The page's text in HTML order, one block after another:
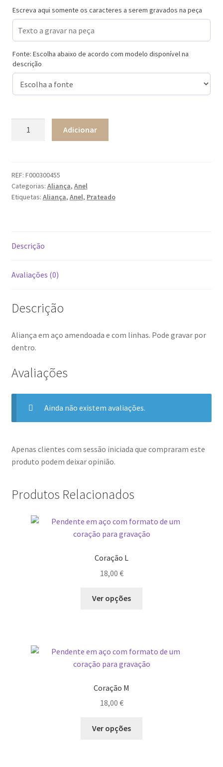
Escreva aqui somente os caracteres a serem gravados na peça
Fonte: Escolha abaixo de acordo com modelo disponível na
descrição
aço
amendoada
e
Adicionar
REF: F000300455
Categorias: Aliança, Anel
Etiquetas: Aliança, Anel, Prateado
Descrição
Avaliações (0)
Descrição
Aliança em aço amendoada e com linhas. Pode gravar por
dentro.
Avaliações
Ainda não existem avaliações.
Apenas clientes com sessão iniciada que compraram este
produto podem deixar opinião.
Produtos Relacionados
Coração L
18,00 €
Ver opções
Coração M
18,00 €
Ver opções